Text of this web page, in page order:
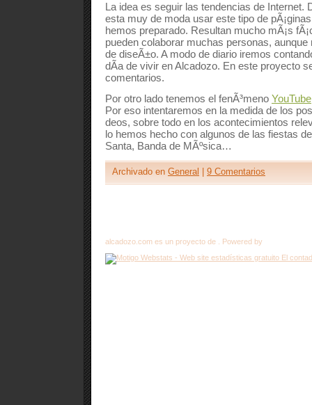
La idea es seguir las tendencias de Internet.
esta muy de moda usar este tipo de
hemos preparado. Resultan mucho mÃ¡s
pueden colaborar muchas personas,
de diseÃ±o. A modo de diario iremos
dÃ­a de vivir en Alcadozo. En este proyecto
comentarios.
Por otro lado tenemos el fenÃ³meno YouTube
Por eso intentaremos en la medida de los
deos, sobre todo en los acontecimientos
lo hemos hecho con algunos de las fiestas
Santa, Banda de MÃºsica…
Archivado en General 9 Comentarios
alcadozo.com es un proyecto de . Powered by